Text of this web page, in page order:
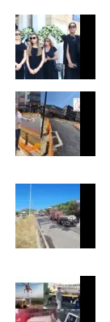
Λίγα λεπτά
συλλυπήθηκε